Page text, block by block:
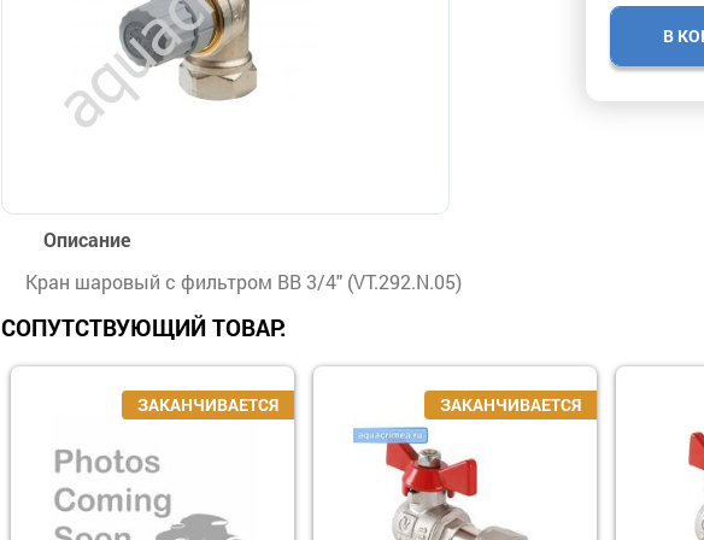
В
Описание
Кран шаровый с фильтром ВВ 3/4" (VT.292.N.05)
СОПУТСТВУЮЩИЙ ТОВАР: